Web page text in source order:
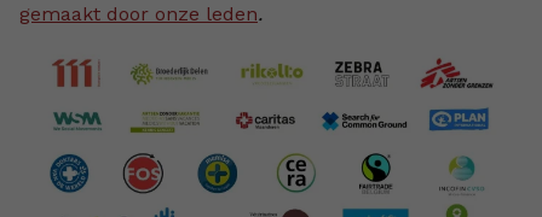
gemaakt door onze leden.